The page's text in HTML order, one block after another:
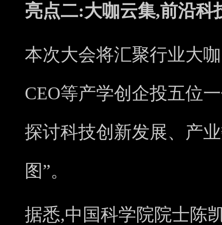
亮点二:大咖云集,前沿科
本次大会将汇聚行业大
CEO等产学创企投五位
探讨科技创新发展、产
图”。
据悉,中国科学院院士陈